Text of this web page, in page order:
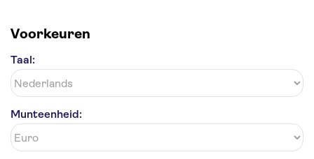
Voorkeuren
Taal:
Munteenheid: